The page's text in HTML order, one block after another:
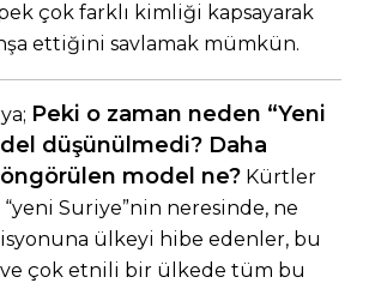
çok farklı kimliği kapsayarak
ettiğini savlamak mümkün.
Peki o zaman neden “Yeni
düşünülmedi? Daha
model ne? Kürtler
Suriye”nin neresinde, ne
ülkeyi hibe edenler, bu
çok etnili bir ülkede tüm bu